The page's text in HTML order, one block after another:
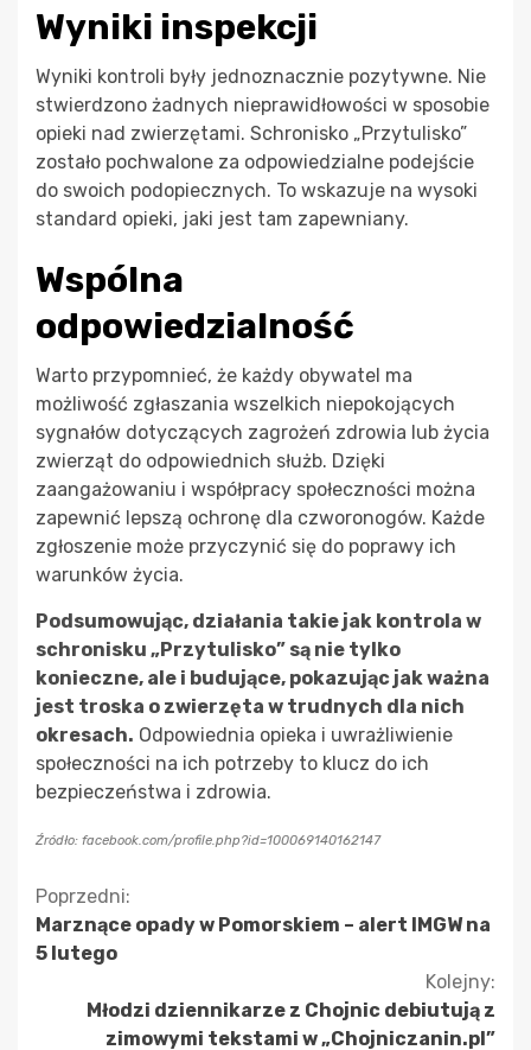
Wyniki inspekcji
Wyniki kontroli były jednoznacznie pozytywne. Nie
stwierdzono żadnych nieprawidłowości w sposobie
opieki nad zwierzętami. Schronisko „Przytulisko”
zostało pochwalone za odpowiedzialne podejście
do swoich podopiecznych. To wskazuje na wysoki
standard opieki, jaki jest tam zapewniany.
Wspólna
odpowiedzialność
Warto przypomnieć, że każdy obywatel ma
możliwość zgłaszania wszelkich niepokojących
sygnałów dotyczących zagrożeń zdrowia lub życia
zwierząt do odpowiednich służb. Dzięki
zaangażowaniu i współpracy społeczności można
zapewnić lepszą ochronę dla czworonogów. Każde
zgłoszenie może przyczynić się do poprawy ich
warunków życia.
Podsumowując, działania takie jak kontrola w
schronisku „Przytulisko” są nie tylko
konieczne, ale i budujące, pokazując jak ważna
jest troska o zwierzęta w trudnych dla nich
okresach. Odpowiednia opieka i uwrażliwienie
społeczności na ich potrzeby to klucz do ich
bezpieczeństwa i zdrowia.
Źródło: facebook.com/profile.php?id=100069140162147
Kontynuuj
czytanie
Poprzedni:
Marznące opady w Pomorskiem – alert IMGW na
5 lutego
Kolejny:
Młodzi dziennikarze z Chojnic debiutują z
zimowymi tekstami w „Chojniczanin.pl”